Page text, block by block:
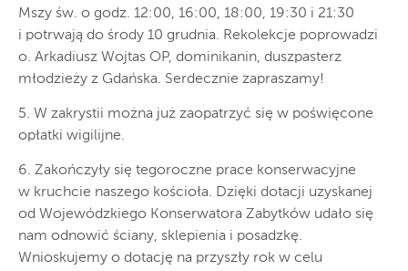
Mszy św. o godz. 12:00, 16:00, 18:00, 19:30 i 21:30
i potrwają do środy 10 grudnia. Rekolekcje poprowadzi
o. Arkadiusz Wojtas OP, dominikanin, duszpasterz
młodzieży z Gdańska. Serdecznie zapraszamy!
5. W zakrystii można już zaopatrzyć się w poświęcone
opłatki wigilijne.
6. Zakończyły się tegoroczne prace konserwacyjne
w kruchcie naszego kościoła. Dzięki dotacji uzyskanej
od Wojewódzkiego Konserwatora Zabytków udało się
nam odnowić ściany, sklepienia i posadzkę.
Wnioskujemy o dotację na przyszły rok w celu